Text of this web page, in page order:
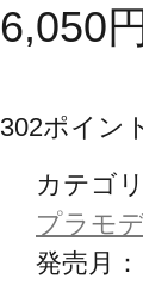
6,050
302ポイン
カテゴリ
プラモ
発売月：